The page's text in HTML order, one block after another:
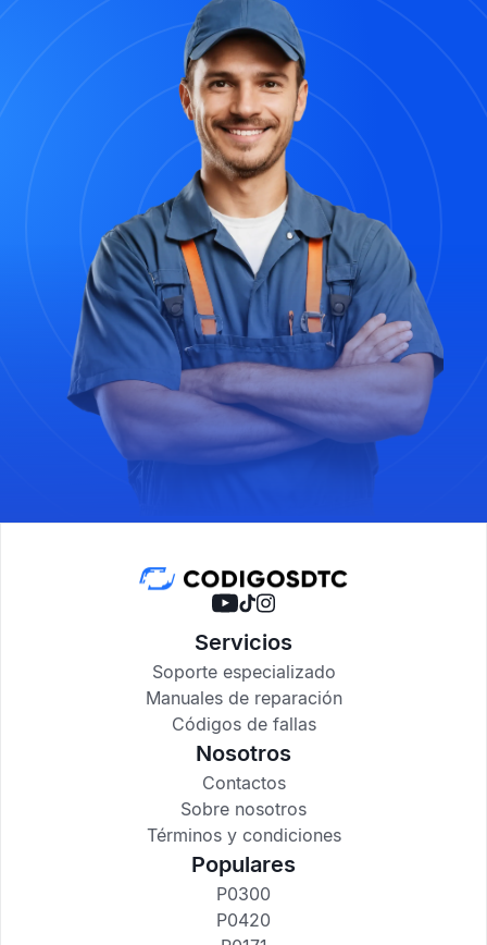
Servicios
Soporte especializado
Manuales de reparación
Códigos de fallas
Nosotros
Contactos
Sobre nosotros
Términos y condiciones
Populares
P0300
P0420